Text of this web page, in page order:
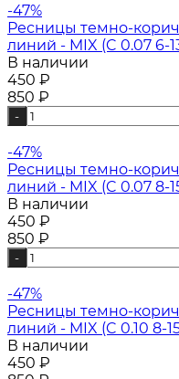
-47%
Ресницы темно-
линий - MIX (C 0.07 6-
В наличии
450 ₽
850 ₽
-
-47%
Ресницы темно-
линий - MIX (C 0.07 8-
В наличии
450 ₽
850 ₽
-
-47%
Ресницы темно-
линий - MIX (C 0.10 8-
В наличии
450 ₽